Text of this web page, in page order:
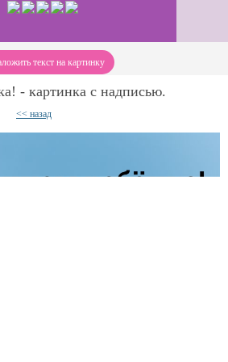
текст на картинку
- картинка с надписью.
<< назад